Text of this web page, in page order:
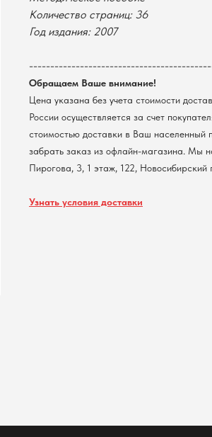
Количество страниц: 36
Год издания: 2007
Обращаем Ваше внимание!
Цена указана без учета стоимости
России осуществляется за счет
стоимостью доставки в Ваш населенный
забрать заказ из офлайн-магазина. Мы
Пирогова, 3, 1 этаж, 122, Новосибирский
Узнать условия доставки